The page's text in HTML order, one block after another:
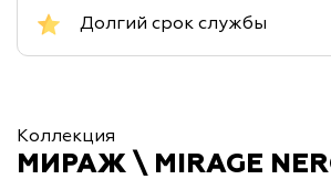
Долгий срок службы
Коллекция
МИРАЖ \ MIRAGE